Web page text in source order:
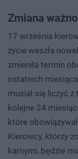
Zmiana
17 września
życie weszła
zmieniła termin
ostatnich
musiał się liczyć
kolejne 24
które
Kierowcy, którzy
karnymi, będzie